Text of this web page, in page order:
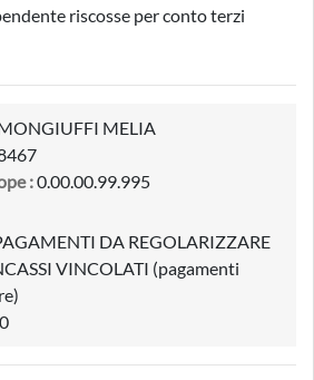
riscosse per conto terzi
MELIA
:0.00.00.99.995
DA REGOLARIZZARE
VINCOLATI (pagamenti